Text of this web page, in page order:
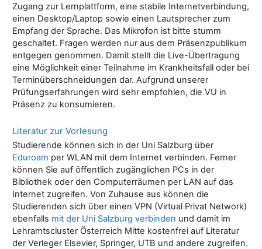
Zugang zur Lernplattform, eine stabile Internetverbindung,
einen Desktop/Laptop sowie einen Lautsprecher zum
Empfang der Sprache. Das Mikrofon ist bitte stumm
geschaltet. Fragen werden nur aus dem Präsenzpublikum
entgegen genommen. Damit stellt die Live-Übertragung
eine Möglichkeit einer Teilnahme im Krankheitsfall oder bei
Terminüberschneidungen dar. Aufgrund unserer
Prüfungserfahrungen wird sehr empfohlen, die VU in
Präsenz zu konsumieren.
Literatur zur Vorlesung
Studierende können sich in der Uni Salzburg über
Eduroam per WLAN mit dem Internet verbinden. Ferner
können Sie auf öffentlich zugänglichen PCs in der
Bibliothek oder den Computerräumen per LAN auf das
Internet zugreifen. Von Zuhause aus können die
Studierenden sich über einen VPN (Virtual Privat Network)
ebenfalls mit der Uni Salzburg verbinden und damit im
Lehramtscluster Österreich Mitte kostenfrei auf Literatur
der Verleger Elsevier, Springer, UTB und andere zugreifen.